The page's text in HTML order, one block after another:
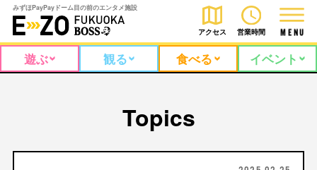
みずほPayPayドーム目の前のエンタメ施設
アクセス 営業時間 M E N U
遊ぶ 観る 食べる イベント
Topics